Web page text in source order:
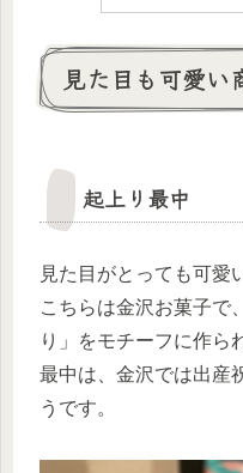
見た目も可愛い
起上り最中
見た目がとっても可愛
こちらは金沢お菓子で
り」をモチーフに作ら
最中は、金沢では出産
うです。